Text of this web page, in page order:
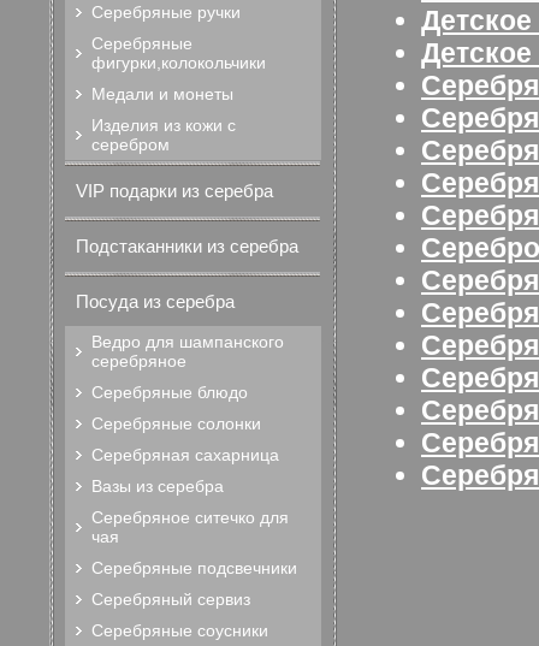
Серебряные ручки
Серебряные
фигурки,колокольчики
Медали и монеты
Изделия из кожи с
серебром
VIP подарки из серебра
Подстаканники из серебра
Посуда из серебра
Ведро для шампанского
серебряное
Серебряные блюдо
Серебряные солонки
Серебряная сахарница
Вазы из серебра
Серебряное ситечко для
чая
Серебряные подсвечники
Серебряный сервиз
Серебряные соусники